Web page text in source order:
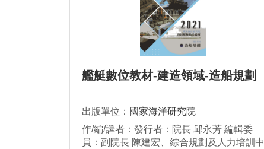
艦艇數位教材-建造領域-造船規劃
出版單位： 國家海洋研究院
作/編/譯者：發行者：院長 邱永芳 編輯委
員：副院長 陳建宏、綜合規劃及人力培訓中